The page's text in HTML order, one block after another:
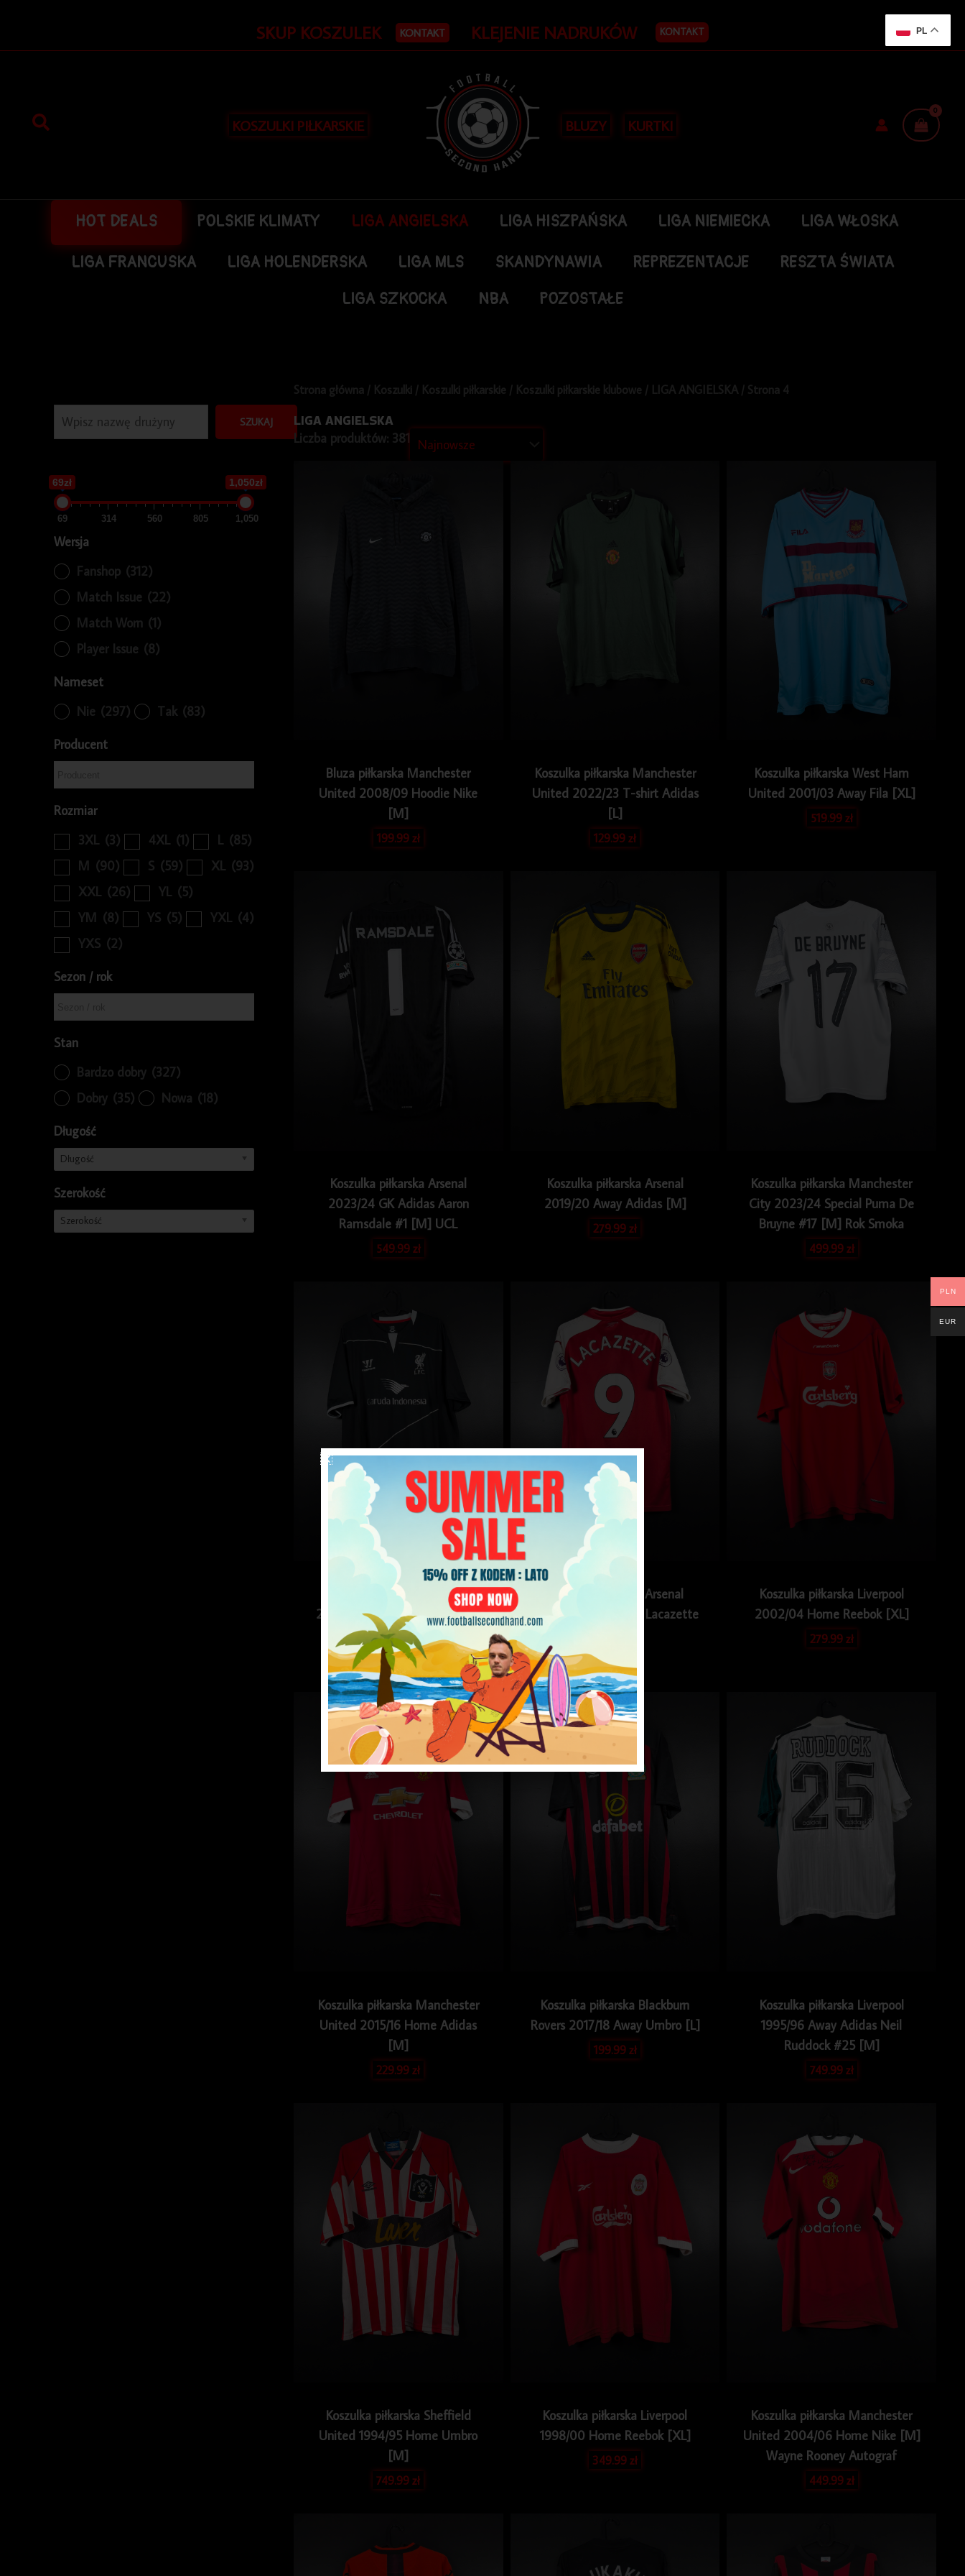
treści
SKUP KOSZULEK KONTAKT KLEJENIE NADRUKÓW KONTAKT
KOSZULKI PIŁKARSKIE BLUZY KURTKI
HOT DEALS POLSKIE KLIMATY LIGA ANGIELSKA LIGA HISZPAŃSKA LIGA NIEMIECKA LIGA WŁOSKA
LIGA FRANCUSKA LIGA HOLENDERSKA LIGA MLS SKANDYNAWIA REPREZENTACJE
RESZTA ŚWIATA
LIGA SZKOCKA
NBA POZOSTAŁE
SZUKAJ
69zł 1,050zł
69 314 560 805 1,050
Wersja
Fanshop (312)
Match Issue (22)
Match Worn (1)
Player Issue (8)
Nameset
Nie (297) Tak (83)
Producent
Rozmiar
3XL (3) 4XL (1) L (85)
M (90) S (59) XL (93)
XXL (26) YL (5)
YM (8) YS (5) YXL (4)
YXS (2)
Sezon / rok
Stan
Bardzo dobry (327)
Dobry (35) Nowa (18)
Długość
Długość
Szerokość
Szerokość
Strona główna / Koszulki / Koszulki piłkarskie / Koszulki piłkarskie klubowe / LIGA ANGIELSKA / Strona 4
LIGA ANGIELSKA
Liczba produktów: 381
Bluza piłkarska Manchester
United 2008/09 Hoodie Nike
[M]
199.99zł
Koszulka piłkarska Manchester
United 2022/23 T-shirt Adidas
[L]
129.99zł
Koszulka piłkarska West Ham
United 2001/03 Away Fila [XL]
519.99zł
Koszulka piłkarska Arsenal
2023/24 GK Adidas Aaron
Ramsdale #1 [M] UCL
549.99zł
Koszulka piłkarska Arsenal
2019/20 Away Adidas [M]
279.99zł
Koszulka piłkarska Manchester
City 2023/24 Special Puma De
Bruyne #17 [M] Rok Smoka
499.99zł
Koszulka piłkarska Liverpool
2014/15 Prematch Warrior [XL]
199.99zł
Koszulka piłkarska Arsenal
2017/18 Home Puma Lacazette
219.99
Koszulka piłkarska Liverpool
2002/04 Home Reebok [XL]
279.99zł
Koszulka piłkarska Manchester
United 2015/16 Home Adidas
[M]
229.99zł
Koszulka piłkarska Blackburn
Rovers 2017/18 Away Umbro [L]
199.99zł
Koszulka piłkarska Liverpool
1995/96 Away Adidas Neil
Ruddock #25 [M]
749.99zł
Koszulka piłkarska Sheffield
United 1994/95 Home Umbro
[M]
749.99zł
Koszulka piłkarska Liverpool
1998/00 Home Reebok [XL]
349.99zł
Koszulka piłkarska Manchester
United 2004/06 Home Nike [M]
Wayne Rooney Autograf
449.99zł
PL
PLN
EUR